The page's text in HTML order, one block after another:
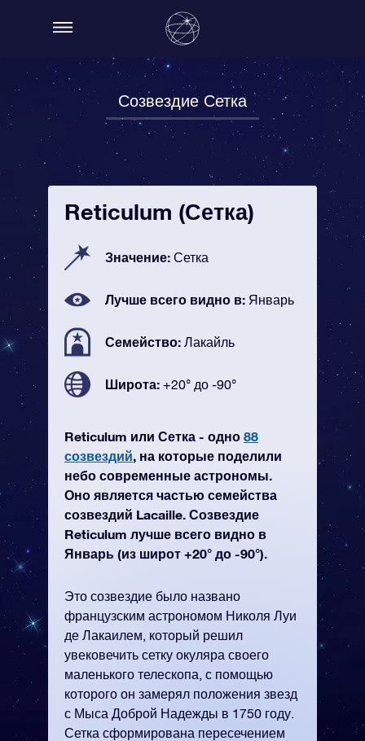
Созвездие Сетка
Reticulum (Сетка)
Значение: Сетка
Лучше всего видно в: Январь
Семейство: Лакайль
Широта: +20° до -90°
Reticulum или Сетка - одно 88
созвездий, на которые поделили
небо современные астрономы.
Оно является частью семейства
созвездий Lacaille. Созвездие
Reticulum лучше всего видно в
Январь (из широт +20° до -90°).
Это созвездие было названо
французским астрономом Николя Луи
де Лакаилем, который решил
увековечить сетку окуляра своего
маленького телескопа, с помощью
которого он замерял положения звезд
с Мыса Доброй Надежды в 1750 году.
Сетка сформирована пересечением